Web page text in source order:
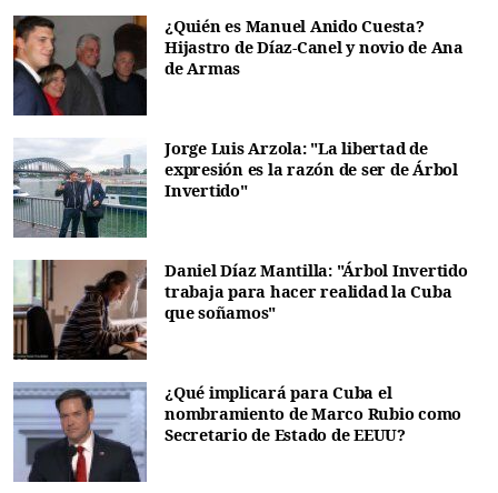
¿Quién es Manuel Anido Cuesta?
Hijastro de Díaz-Canel y novio de Ana
de Armas
Jorge Luis Arzola: "La libertad de
expresión es la razón de ser de Árbol
Invertido"
Daniel Díaz Mantilla: "Árbol Invertido
trabaja para hacer realidad la Cuba
que soñamos"
¿Qué implicará para Cuba el
nombramiento de Marco Rubio como
Secretario de Estado de EEUU?